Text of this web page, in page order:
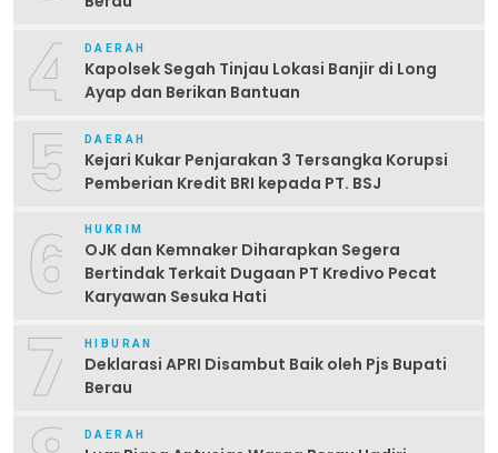
4 DAERAH
Kapolsek Segah Tinjau Lokasi Banjir di Long
Ayap dan Berikan Bantuan
5 DAERAH
Kejari Kukar Penjarakan 3 Tersangka Korupsi
Pemberian Kredit BRI kepada PT. BSJ
6 HUKRIM
OJK dan Kemnaker Diharapkan Segera
Bertindak Terkait Dugaan PT Kredivo Pecat
Karyawan Sesuka Hati
7 HIBURAN
Deklarasi APRI Disambut Baik oleh Pjs Bupati
Berau
DAERAH